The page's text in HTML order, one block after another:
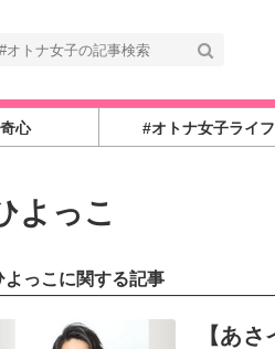
心 #オトナ女子ライフ
よっこ
よっこに関する記事
【あ